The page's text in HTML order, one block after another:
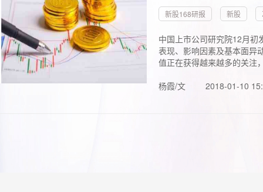
新股168研报 新股
中国上市公司研究院12月初
表现、影响因素及基本面异
值正在获得越来越多的关注
杨霞/文
2018-01-10